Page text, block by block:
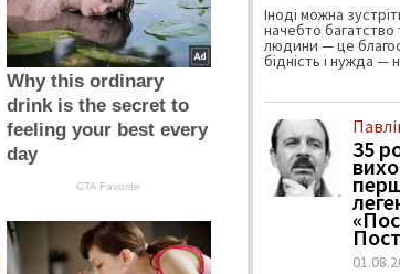
Why this ordinary
drink is the secret to
feeling your best every
day
CTA Favorite
Іноді можна
начебто
людини — це
бідність і нужда —
35